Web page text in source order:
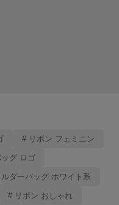
# リボン フェミニン
グ ロゴ
ダーバッグ ホワイト系
# リボン おしゃれ